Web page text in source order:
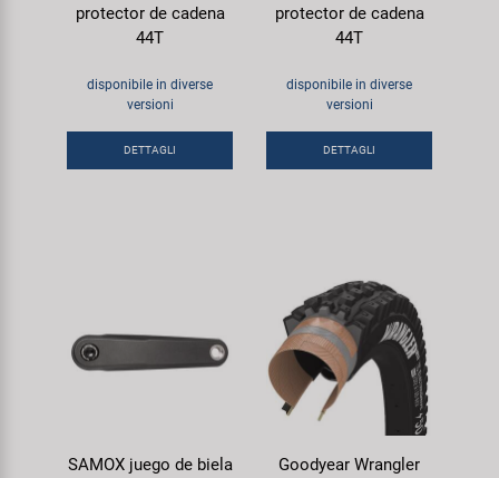
protector de cadena
44T
disponibile in diverse
versioni
DETTAGLI
protector de cadena
44T
disponibile in diverse
versioni
DETTAGLI
SAMOX juego de biela
Goodyear Wrangler